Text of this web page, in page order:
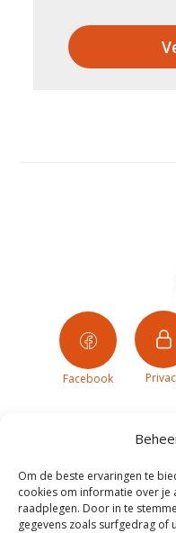
Om de beste ervaringen te
cookies om informatie over
raadplegen. Door in te
gegevens zoals surfgedrag of
Facebook